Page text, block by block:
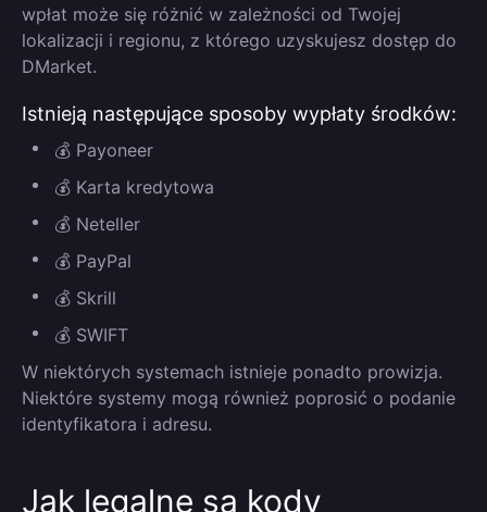
wpłat może się różnić w zależności od Twojej
lokalizacji i regionu, z którego uzyskujesz dostęp do
DMarket.
Istnieją następujące sposoby wypłaty środków:
💰 Payoneer
💰 Karta kredytowa
💰 Neteller
💰 PayPal
💰 Skrill
💰 SWIFT
W niektórych systemach istnieje ponadto prowizja.
Niektóre systemy mogą również poprosić o podanie
identyfikatora i adresu.
Jak legalne są kody